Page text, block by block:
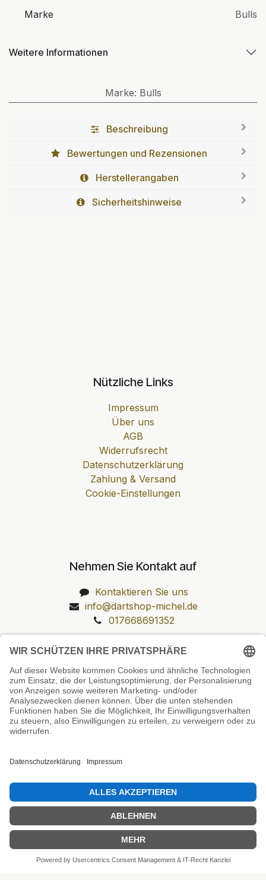
Marke Bulls
Weitere Informationen
Marke: Bulls
Beschreibung
Bewertungen und Rezensionen
Herstellerangaben
Sicherheitshinweise
Nützliche Links
Impressum
Über uns
AGB
Widerrufsrecht
Datenschutzerklärung
Zahlung & Versand
Cookie-Einstellungen
Nehmen Sie Kontakt auf
Kontaktieren Sie uns
info@dartshop-michel.de
017668691352
Unsere Prüfsiegel